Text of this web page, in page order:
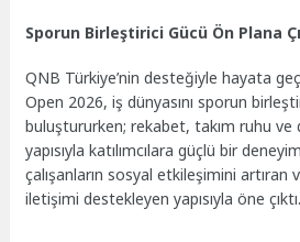
Sporun Birleştirici Gücü Ön Plana
QNB Türkiye’nin desteğiyle hayata
Open 2026, iş dünyasını sporun
buluştururken; rekabet, takım ruhu ve
yapısıyla katılımcılara güçlü bir
çalışanların sosyal etkileşimini artıran
iletişimi destekleyen yapısıyla öne çıktı.